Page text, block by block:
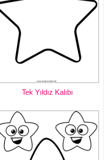
Tek Yıldız Kalıbı